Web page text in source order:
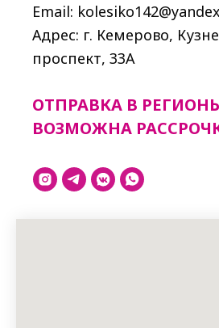
Email:
Адрес: г. Кемерово,
проспект, 33A
ОТПРАВКА В
ВОЗМОЖНА